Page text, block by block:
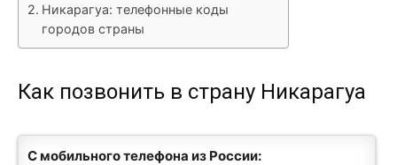
Никарагуа: телефонные коды
городов страны
Как позвонить в страну Никарагуа
С мобильного телефона из России: